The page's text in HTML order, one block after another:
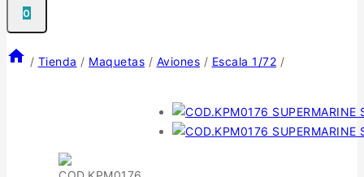
0
/ Tienda / Maquetas / Aviones / Escala 1/72 /